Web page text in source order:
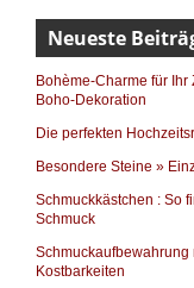
Neueste
Bohème-Charme für
Boho-Dekoration
Die perfekten
Besondere Steine »
Schmuckkästchen : So
Schmuck
Schmuckaufbewahrung
Kostbarkeiten